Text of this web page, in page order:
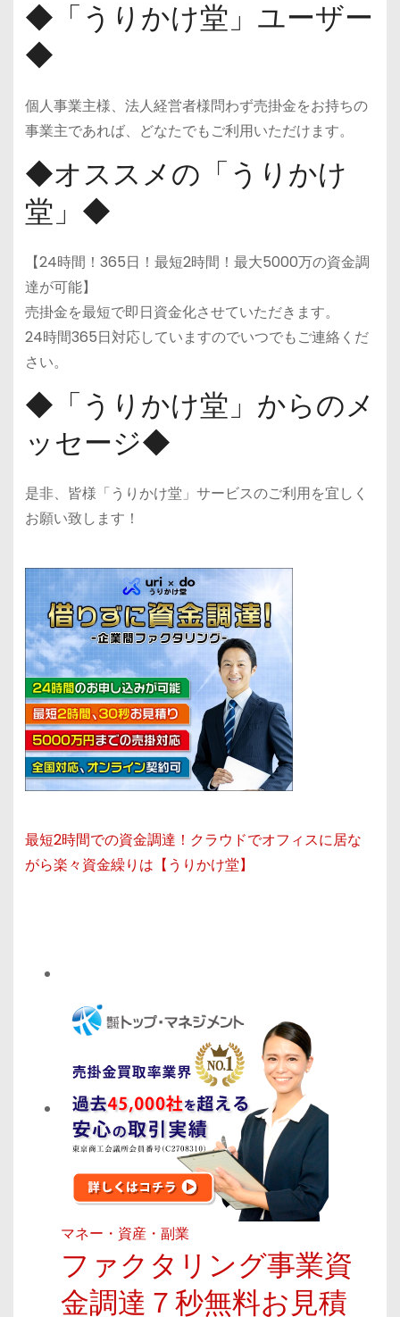
◆「うりかけ堂」ユーザー
◆
個人事業主様、法人経営者様問わず売掛金をお持ちの
事業主であれば、どなたでもご利用いただけます。
◆オススメの「うりかけ
堂」◆
【24時間！365日！最短2時間！最大5000万の資金調
達が可能】
売掛金を最短で即日資金化させていただきます。
24時間365日対応していますのでいつでもご連絡くだ
さい。
◆「うりかけ堂」からのメ
ッセージ◆
是非、皆様「うりかけ堂」サービスのご利用を宜しく
お願い致します！
最短2時間での資金調達！クラウドでオフィスに居な
がら楽々資金繰りは【うりかけ堂】
マネー・資産・副業
ファクタリング事業資
金調達７秒無料お見積